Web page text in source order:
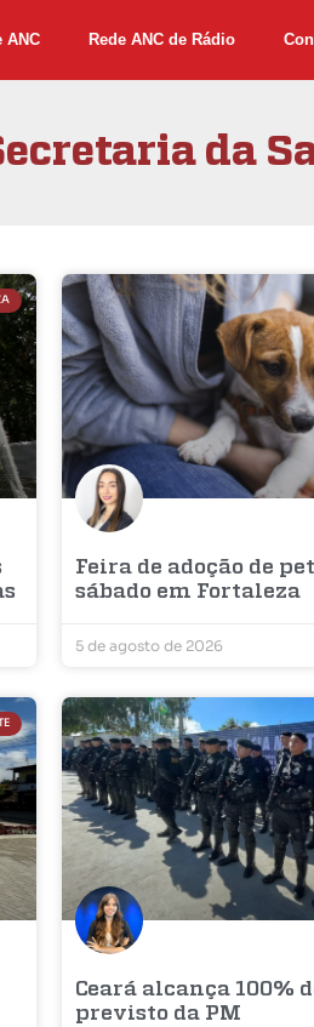
ANC Rede ANC de Rádio
da
Feira de adoção de
sábado em Fortaleza
5 de agosto de 2026
Ceará alcança 100%
previsto da PM